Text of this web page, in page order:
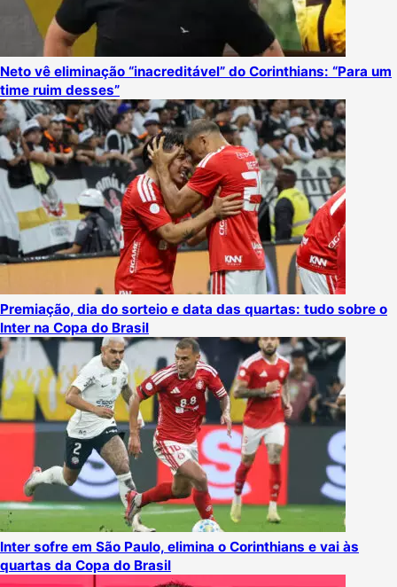
Neto vê eliminação “inacreditável” do Corinthians: “Para um
time ruim desses”
Premiação, dia do sorteio e data das quartas: tudo sobre o
Inter na Copa do Brasil
Inter sofre em São Paulo, elimina o Corinthians e vai às
quartas da Copa do Brasil